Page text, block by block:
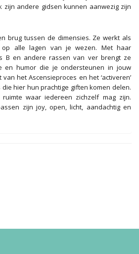
zijn andere gidsen kunnen aanwezig zijn
brug tussen de dimensies. Ze werkt als
op alle lagen van je wezen. Met haar
B en andere rassen van ver brengt ze
en humor die je ondersteunen in jouw
het Ascensieproces en het ‘activeren’
hier hun prachtige giften komen delen.
waar iedereen zichzelf mag zijn.
zijn joy, open, licht, aandachtig en